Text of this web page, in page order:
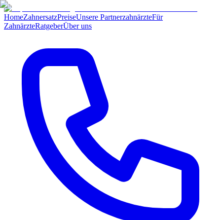
HomeZahnersatzPreiseUnsere PartnerzahnärzteFür
ZahnärzteRatgeberÜber uns